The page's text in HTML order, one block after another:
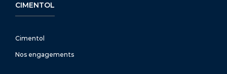
CIMENTOL
Cimentol
Nos engagements